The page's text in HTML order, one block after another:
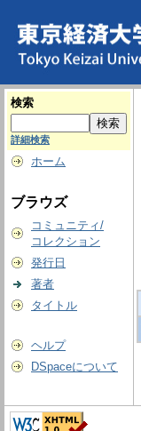
検索
詳細検索
ホーム
ブラウズ
コミュニティ/
コレクション
発行日
著者
タイトル
ヘルプ
DSpaceについて